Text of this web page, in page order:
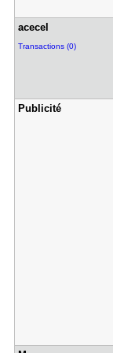
acecel
Transactions (0)
Publicité